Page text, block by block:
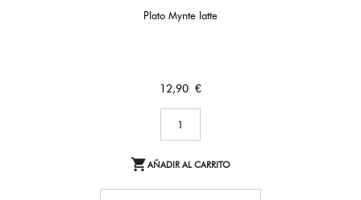
Plato Mynte latte
Precio
12,90 €
AÑADIR AL CARRITO